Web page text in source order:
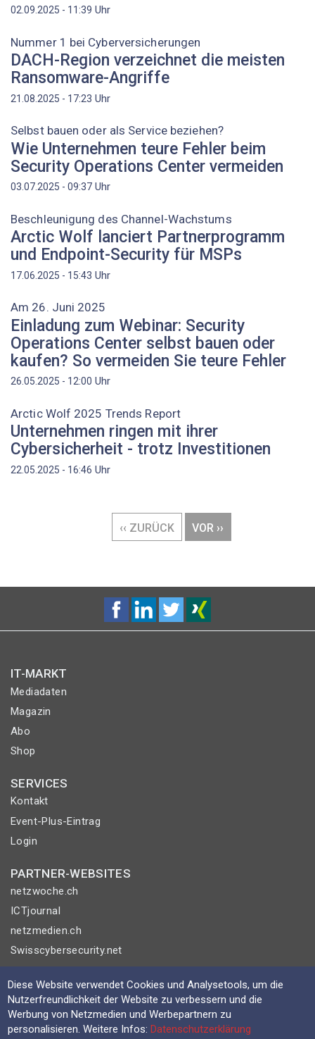
02.09.2025 - 11:39 Uhr
Nummer 1 bei Cyberversicherungen
DACH-Region verzeichnet die meisten
Ransomware-Angriffe
21.08.2025 - 17:23 Uhr
Selbst bauen oder als Service beziehen?
Wie Unternehmen teure Fehler beim
Security Operations Center vermeiden
03.07.2025 - 09:37 Uhr
Beschleunigung des Channel-Wachstums
Arctic Wolf lanciert Partnerprogramm
und Endpoint-Security für MSPs
17.06.2025 - 15:43 Uhr
Am 26. Juni 2025
Einladung zum Webinar: Security
Operations Center selbst bauen oder
kaufen? So vermeiden Sie teure Fehler
26.05.2025 - 12:00 Uhr
Arctic Wolf 2025 Trends Report
Unternehmen ringen mit ihrer
Cybersicherheit - trotz Investitionen
22.05.2025 - 16:46 Uhr
VORHERIGE
SEITE
‹‹ ZURÜCK
NÄCHSTE
SEITE
VOR ››
IT-MARKT
Mediadaten
Magazin
Abo
Shop
SERVICES
Kontakt
Event-Plus-Eintrag
Login
PARTNER-WEBSITES
netzwoche.ch
ICTjournal
netzmedien.ch
Swisscybersecurity.net
© NETZMEDIEN AG 2026
Impressum
AGB
Diese Website verwendet Cookies und Analysetools, um die
Nutzerfreundlichkeit der Website zu verbessern und die
Werbung von Netzmedien und Werbepartnern zu
personalisieren. Weitere Infos:Datenschutzerklärung